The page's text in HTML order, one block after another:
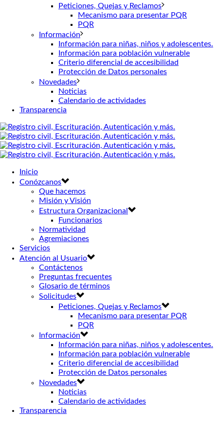
Peticiones, Quejas y Reclamos
Mecanismo para presentar PQR
PQR
Información
Información para niñas, niños y adolescentes.
Información para población vulnerable
Criterio diferencial de accesibilidad
Protección de Datos personales
Novedades
Noticias
Calendario de actividades
Transparencia
Inicio
Conózcanos
Que hacemos
Misión y Visión
Estructura Organizacional
Funcionarios
Normatividad
Agremiaciones
Servicios
Atención al Usuario
Contáctenos
Preguntas frecuentes
Glosario de términos
Solicitudes
Peticiones, Quejas y Reclamos
Mecanismo para presentar PQR
PQR
Información
Información para niñas, niños y adolescentes.
Información para población vulnerable
Criterio diferencial de accesibilidad
Protección de Datos personales
Novedades
Noticias
Calendario de actividades
Transparencia